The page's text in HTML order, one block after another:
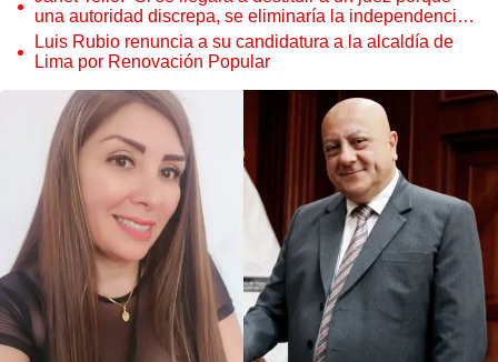
una autoridad discrepa, se eliminaría la independencia
judicial”
Luis Rubio renuncia a su candidatura a la alcaldía de
Lima por Renovación Popular